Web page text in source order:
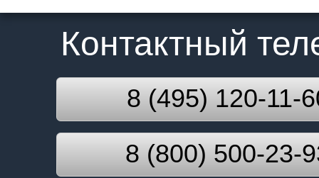
Контактный
8 (495) 120-11-
8 (800) 500-23-